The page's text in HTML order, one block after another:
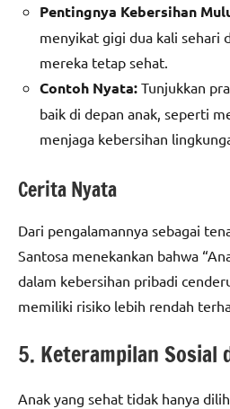
Pentingnya Kebersihan
menyikat gigi dua kali sehari
mereka tetap sehat.
Contoh Nyata: Tunjukkan
baik di depan anak, seperti
menjaga kebersihan
Cerita Nyata
Dari pengalamannya sebagai
Santosa menekankan bahwa
dalam kebersihan pribadi
memiliki risiko lebih rendah
5. Keterampilan Sosial
Anak yang sehat tidak hanya